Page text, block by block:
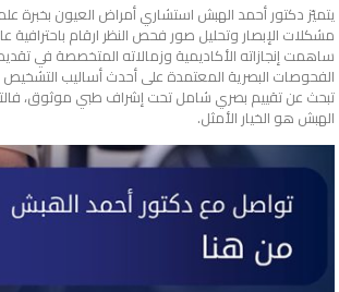
يتميّز دكتور أحمد الهبش استشاري أمراض العيون
مشكلات الإبصار وتحليل صور فحص النظر ارقام
ساهمت إنجازاته الأكاديمية وزمالاته المتخصصة في
الفحوصات البصرية المعتمدة على أحدث أساليب التشخيص
تبحث عن تقييم بصري شامل تحت إشراف طبي موثوق،
الهبش هو الخيار الأمثل.